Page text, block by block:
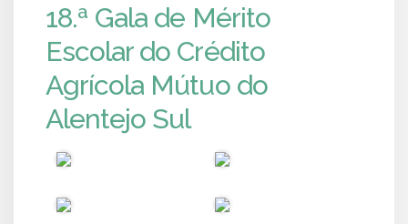
18.ª Gala de Mérito
Escolar do Crédito
Agrícola Mútuo do
Alentejo Sul